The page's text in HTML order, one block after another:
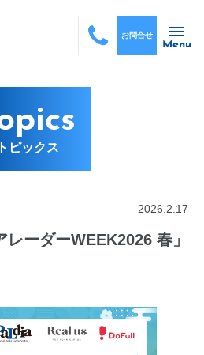
Menu
お問合せ
トピックス
2026.2.17
レーダーWEEK2026 春」